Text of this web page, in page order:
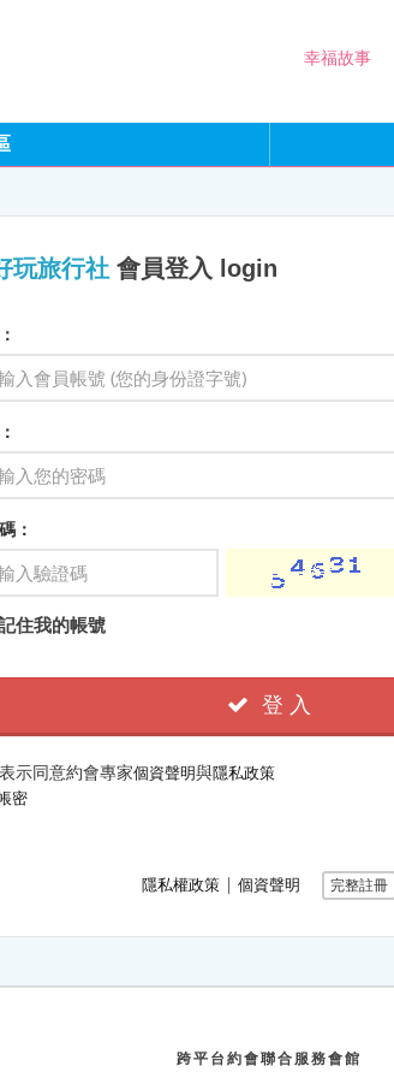
幸福故事
玩旅行社會員登入 login
：
住我的帳號
登 入
示同意約會專家個資聲明與隱私政策
密
隱私權政策 ∣ 個資聲明 完整註冊
跨平台約會聯合服務會館